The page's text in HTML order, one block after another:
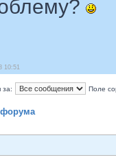
10:51
за: Поле
форума